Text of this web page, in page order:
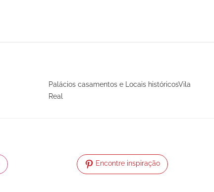
Palácios casamentos e Locais históricosVila
Real
Encontre inspiração